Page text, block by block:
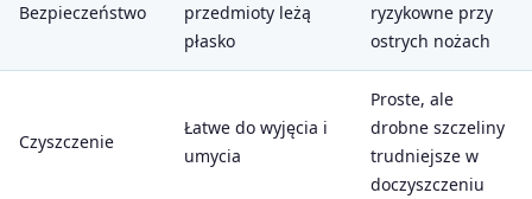
Bezpieczeństwo
przedmioty leżą
płasko
ryzykowne przy
ostrych nożach
Czyszczenie
Łatwe do wyjęcia i
umycia
Proste, ale
drobne szczeliny
trudniejsze w
doczyszczeniu